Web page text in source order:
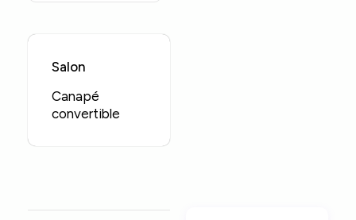
Salon
Canapé
convertible